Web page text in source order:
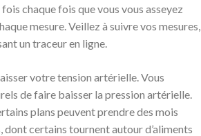
chaque fois que vous vous asseyez
mesure. Veillez à suivre vos mesures,
un traceur en ligne.
votre tension artérielle. Vous
de faire baisser la pression artérielle.
plans peuvent prendre des mois
dont certains tournent autour d’aliments